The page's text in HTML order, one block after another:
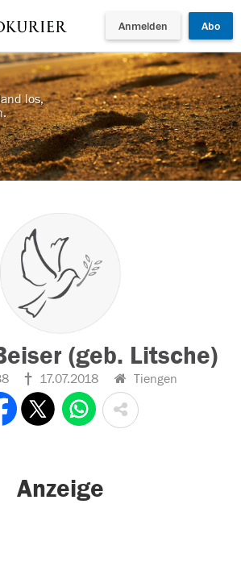
Anmelden Abo
los,
(geb. Litsche)
17.07.2018 Tiengen
Anzeige